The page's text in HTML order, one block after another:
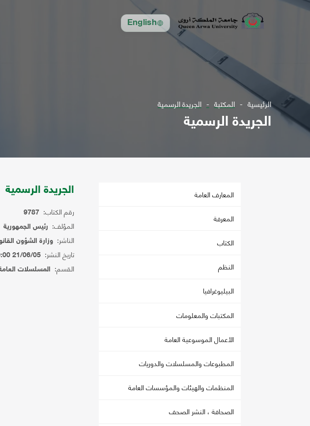
English
الرئيسية المكتبة الجريدة الرسمية
الجريدة الرسمية
المعارف العامة
المعرفة
الكتاب
النظم
البيليوغرافيا
المكتبات والمعلومات
الأعمال الموسوعية العامة
المطبوعات والمسلسلات والدوريات
المنظمات والهيئات والمؤسسات العامة
الصحافة ، النشر الصحف
الجريدة الرسمية
رقم الكتاب: 9787
المؤلف: رئيس الجمهورية
الناشر: وزارة الشؤون
تاريخ النشر: 21/06/05 12:00:00 AM
القسم: المسلسلات العامة